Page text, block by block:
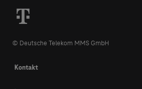
© Deutsche Telekom MMS GmbH
Kontakt